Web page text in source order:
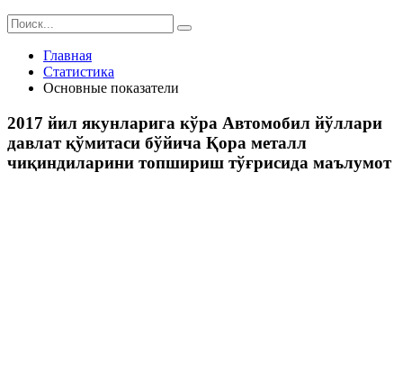
Главная
Статистика
Основные показатели
2017 йил якунларига кўра Автомобил йўллари
давлат қўмитаси бўйича Қора металл
чиқиндиларини топшириш тўғрисида маълумот